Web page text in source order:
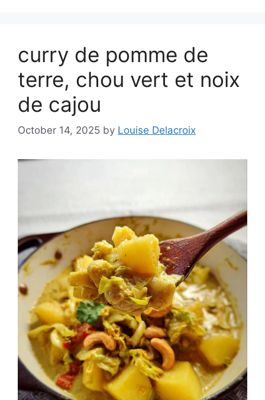
curry de pomme de
terre, chou vert et noix
de cajou
October 14, 2025 by Louise Delacroix